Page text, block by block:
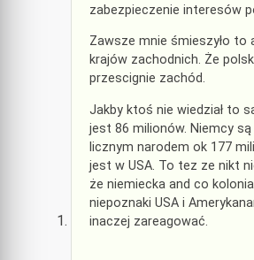
zabezpieczenie interesów
Zawsze mnie śmieszyło to
krajów zachodnich. Że
przescignie zachód.
Jakby ktoś nie wiedział to
jest 86 milionów. Niemcy
licznym narodem ok 177
jest w USA. To tez ze nikt
że niemiecka and co
niepoznaki USA i
inaczej zareagować.